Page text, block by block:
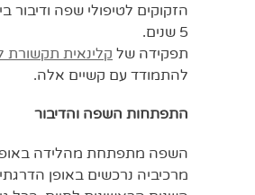
5 שנים.
תפקידה של קלינאית תקשורת
להתמודד עם קשיים אלה.
התפתחות השפה והדיבור
השפה מתפתחת מהלידה באופן
מרכיביה נרכשים באופן